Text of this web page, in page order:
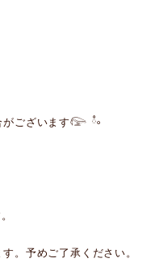
がございます𓅼 ཾ༚
。 予めご了承ください。